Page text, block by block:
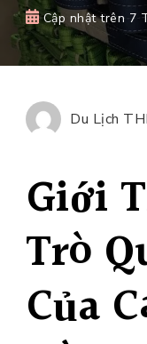
Cập nhật trên7
Du Lịch
Giới
Trò
Của